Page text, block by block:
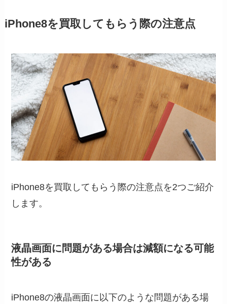
iPhone8を買取してもらう際の注意点
iPhone8を買取してもらう際の注意点を2つご紹介
します。
液晶画面に問題がある場合は減額になる可能
性がある
iPhone8の液晶画面に以下のような問題がある場